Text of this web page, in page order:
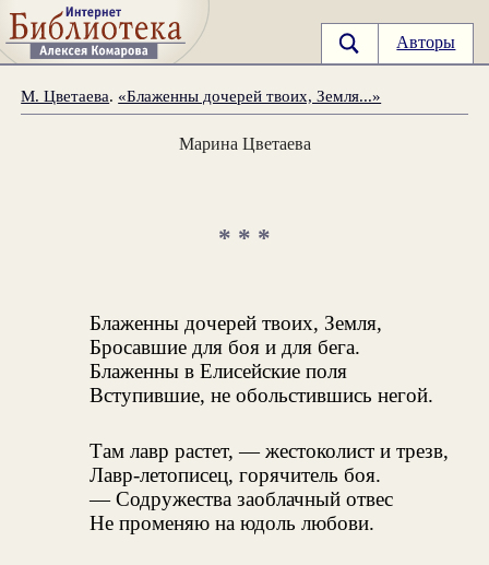
Авторы
М. Цветаева. «Блаженны дочерей твоих, Земля...»
Марина Цветаева
* * *
Блаженны дочерей твоих, Земля,
Бросавшие для боя и для бега.
Блаженны в Елисейские поля
Вступившие, не обольстившись негой.
Там лавр растет, — жестоколист и трезв,
Лавр-летописец, горячитель боя.
— Содружества заоблачный отвес
Не променяю на юдоль любови.